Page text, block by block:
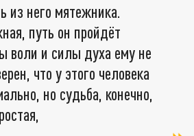
из него мятежника.
путь он пройдёт
воли и силы духа ему не
что у этого человека
но судьба, конечно,